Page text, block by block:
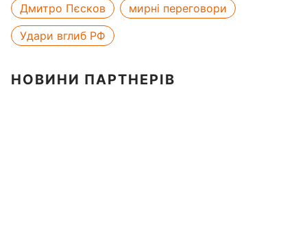
Дмитро Пєсков
мирні переговори
Удари вглиб РФ
НОВИНИ ПАРТНЕРІВ